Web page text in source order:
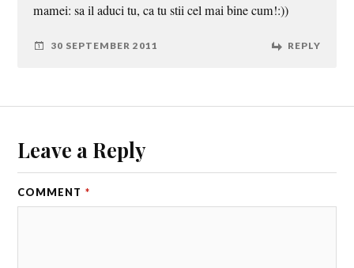
mamei: sa il aduci tu, ca tu stii cel mai bine cum!:))
30 SEPTEMBER 2011 REPLY
Leave a Reply
COMMENT *